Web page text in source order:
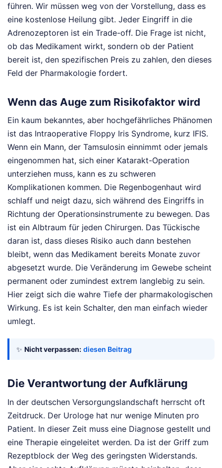
führen. Wir müssen weg von der Vorstellung, dass es
eine kostenlose Heilung gibt. Jeder Eingriff in die
Adrenozeptoren ist ein Trade-off. Die Frage ist nicht,
ob das Medikament wirkt, sondern ob der Patient
bereit ist, den spezifischen Preis zu zahlen, den dieses
Feld der Pharmakologie fordert.
Wenn das Auge zum Risikofaktor wird
Ein kaum bekanntes, aber hochgefährliches Phänomen
ist das Intraoperative Floppy Iris Syndrome, kurz IFIS.
Wenn ein Mann, der Tamsulosin einnimmt oder jemals
eingenommen hat, sich einer Katarakt-Operation
unterziehen muss, kann es zu schweren
Komplikationen kommen. Die Regenbogenhaut wird
schlaff und neigt dazu, sich während des Eingriffs in
Richtung der Operationsinstrumente zu bewegen. Das
ist ein Albtraum für jeden Chirurgen. Das Tückische
daran ist, dass dieses Risiko auch dann bestehen
bleibt, wenn das Medikament bereits Monate zuvor
abgesetzt wurde. Die Veränderung im Gewebe scheint
permanent oder zumindest extrem langlebig zu sein.
Hier zeigt sich die wahre Tiefe der pharmakologischen
Wirkung. Es ist kein Schalter, den man einfach wieder
umlegt.
✨ Nicht verpassen: diesen Beitrag
Die Verantwortung der Aufklärung
In der deutschen Versorgungslandschaft herrscht oft
Zeitdruck. Der Urologe hat nur wenige Minuten pro
Patient. In dieser Zeit muss eine Diagnose gestellt und
eine Therapie eingeleitet werden. Da ist der Griff zum
Rezeptblock der Weg des geringsten Widerstands.